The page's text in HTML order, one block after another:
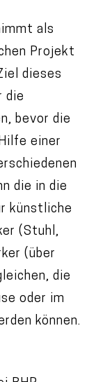
als
Projekt
dieses
die
bevor die
einer
die in die
künstliche
(Stuhl,
(über
die
oder im
können.